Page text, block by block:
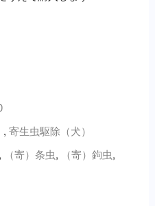
, 寄生虫駆除（犬）
, （寄）条虫, （寄）鉤虫,